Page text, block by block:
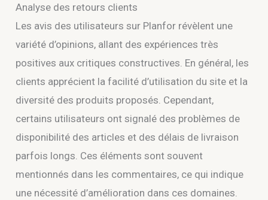
Analyse des retours clients
Les avis des utilisateurs sur Planfor révèlent une
variété d’opinions, allant des expériences très
positives aux critiques constructives. En général, les
clients apprécient la facilité d’utilisation du site et la
diversité des produits proposés. Cependant,
certains utilisateurs ont signalé des problèmes de
disponibilité des articles et des délais de livraison
parfois longs. Ces éléments sont souvent
mentionnés dans les commentaires, ce qui indique
une nécessité d’amélioration dans ces domaines.